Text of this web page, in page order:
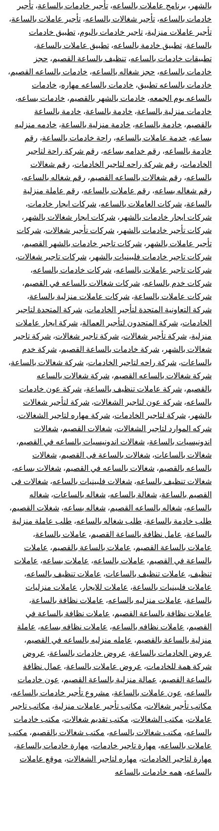
بالشهر ، برنامج عاملات بالساعه، تأجير خادمات بالساعة، تأجير
خادمات بالساعه، تأجير شغالات بالساعه، تأجير عاملات بالساعة،
تأجير عاملات منزلية، تاجير خادمات باليوم، تطبيق خادمات
بالساعة، تطبيق خادمة بالساعه، تطبيق عاملات بالساعة،
تطبيقات خادمات بالساعه، تنظيف بالساعة القصيم، حجز
خادمات بالساعه، حجز شغاله بالساعه، خادمات بالساعه القصيم،
خادمات بالساعه تطبيق، خادمات بالساعه مهاره، خادمات
بالساعه يوم الجمعه، خادمات بالشهر بالقصيم، خادمات بساعه،
خادمات منزلية بالساعة، خادمة بالساعة، خادمة بالساعة
بالقصيم، خادمة بالساعه، خادمة منزلية بالساعة، خادمه منزليه
بساعه، خدمة عاملات بالساعه، راحة خادمات بالساعة، رقم
خادمة بالساعه، رقم خدامه بساعه، رقم شركة راحة لتاجير
الخادمات، رقم شركة راحه لتاجير الخادمات، رقم شغالات
بالساعه، رقم شغالات بالساعه القصيم، رقم شغاله بالساعه،
رقم شغاله بساعه، رقم عاملات بالساعه، رقم عاملة منزلية
بالساعة، شركات العاملات بالساعه، شركات ايجار خادمات،
شركات ايجار خادمات بالشهر ، شركات ايجار شغالات بالشهر ،
شركات تأجير خادمات بالشهر ، شركات تأجير شغالات، شركات
تأجير عاملات بالشهر ، شركات تاجير خادمات بالشهر القصيم،
شركات تاجير خادمات فلبينيات بالشهر ، شركات تاجير شغالات،
شركات تاجير عاملات بالساعه، شركات خادمات بالساعه،
شركات خدم بالساعه، شركات شغالات بالساعه في القصيم،
شركات عاملات بالساعة، شركات عاملات منزلية بالساعة،
شركة التعاونية المتحدة لتأجير الخادمات، شركة المتحدة لتاجير
الخادمات، شركة المتحدون لتأجير العمالة، شركة ايجار عاملات
منزلية، شركة تأجير شغالات، شركة تاجير شغالات، شركة تاجير
شغالات بالشهر ، شركة خادمات بالساعة القصيم، شركة خدم
بالساعات، شركة راحه لتاجير الخادمات، شركة شغالات بالساعة،
شركة شغالات بالساعه القصيم، شركة شغالات بالساعه
بالقصيم، شركة عاملات تنظيف بالساعة، شركة عون خادمات
بالساعه، شركة عون لتاجير الشغالات، شركة لتأجير شغالات
بالشهر ، شركة لتاجير الخادمات، شركة مهاره لتاجير الشغالات،
شركه الموارد لتاجير الشغالات، شغالات القصيم، شغالات
اندونيسيات بالساعة، شغالات اندونيسيات بالساعه في القصيم،
شغالات بالساعات، شغالات بالساعة فى القصيم، شغالات
بالساعه بالقصيم، شغالات بالساعه في القصيم، شغالات بساعه،
شغالات تنظيف بالساعه، شغالات فلبينيات بالساعه، شغالات فى
القصيم بالساعة، شغالة بالساعه، شغاله بالساعات، شغاله
بالساعه، شغاله بالساعه القصيم، شغاله بساعه، شغلات القصيم،
طلب خادمة بالساعة، طلب شغاله بالساعه، طلب عاملة منزلية
بالساعة، عامل نظافة بالساعة القصيم، عاملات بالساعة،
عاملات بالساعة القصيم، عاملات بالساعة بالقصيم، عاملات
بالساعة في القصيم، عاملات بالساعه، عاملات بساعه، عاملات
تنظيف، عاملات تنظيف بالساعات، عاملات تنظيف بالساعه،
عاملات فلبينيات بالساعة، عاملات للايجار ، عاملات منزليات
بالساعة، عاملات منزليه بالساعه، عاملات نظافة بالساعة،
عاملات نظافة بالساعة القصيم، عاملات نظافة بالساعة في
القصيم، عاملات نظافه بالساعه، عاملات نظافه بساعه، عاملة
منزلية بالساعة بالقصيم، عامله منزليه بالساعه في القصيم،
عروض الخادمات بالساعة، عروض خادمات بالساعة، عروض
شركة همة للخادمات، عروض عاملات بالساعة، عمال نظافة
بالساعة القصيم، عمالة منزلية بالساعة القصيم، عون خادمات
بالساعه، عون عاملات بالساعة، مشروع تأجير خادمات بالساعه،
مكاتب تأجير شغالات، مكاتب تأجير عاملات منزلية، مكاتب تاجير
عاملات، مكتب الشغالات، مكتب تقديم شغالات، مكتب خادمات
بالساعه، مكتب شغالات بالساعه، مكتب شغالات بالقصيم، مكتب
عاملات بالساعه، مهارة تاجير خادمات، مهارة خادمات بالساعة،
مهارة لتاجير الخادمات، مهاره لتاجير الشغالات، موقع عاملات
بالساعه، همه خادمات بالساعه